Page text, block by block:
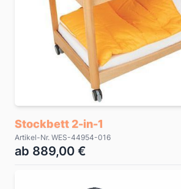
Stockbett 2-in-1
Artikel-Nr. WES-44954-016
ab 889,00 €